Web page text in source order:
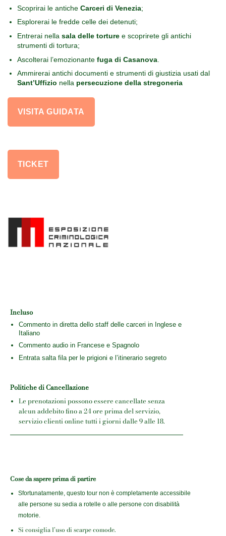
Scoprirai le antiche Carceri di Venezia;
Esplorerai le fredde celle dei detenuti;
Entrerai nella sala delle torturee scoprirete gli antichi
strumenti di tortura;
Ascolterai l’emozionante fuga di Casanova.
Ammirerai antichi documenti e strumenti di giustizia usati dal
Sant’Uffizio nella persecuzione della stregoneria
VISITA GUIDATA
TICKET
Incluso
Commento in diretta dello staff delle carceri in Inglese e
Italiano
Commento audio in Francese e Spagnolo
Entrata salta fila per le prigioni e l’itinerario segreto
Politiche di Cancellazione
Le prenotazioni possono essere cancellate senza
alcun addebito fino a 24 ore prima del servizio,
servizio clienti online tutti i giorni dalle 9 alle 18.
Cose da sapere prima di partire
Sfortunatamente, questo tour non è completamente accessibile
alle persone su sedia a rotelle o alle persone con disabilità
motorie.
Si consiglia l’uso di scarpe comode.